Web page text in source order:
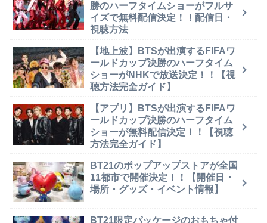
勝のハーフタイムショーがフルサ
イズで無料配信決定！！配信日・
視聴方法
【地上波】BTSが出演するFIFAワ
ールドカップ決勝のハーフタイム
ショーがNHKで放送決定！！【視
聴方法完全ガイド】
【アプリ】BTSが出演するFIFAワ
ールドカップ決勝のハーフタイム
ショーが無料配信決定！！【視聴
方法完全ガイド】
BT21のポップアップストアが全国
11都市で開催決定！！【開催日・
場所・グッズ・イベント情報】
BT21限定パッケージのおもちゃ付